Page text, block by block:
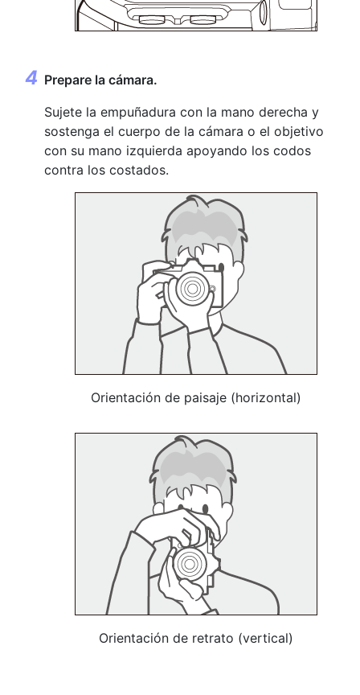
Prepare la cámara.
Sujete la empuñadura con la mano derecha y
sostenga el cuerpo de la cámara o el objetivo
con su mano izquierda apoyando los codos
contra los costados.
Orientación de paisaje (horizontal)
Orientación de retrato (vertical)